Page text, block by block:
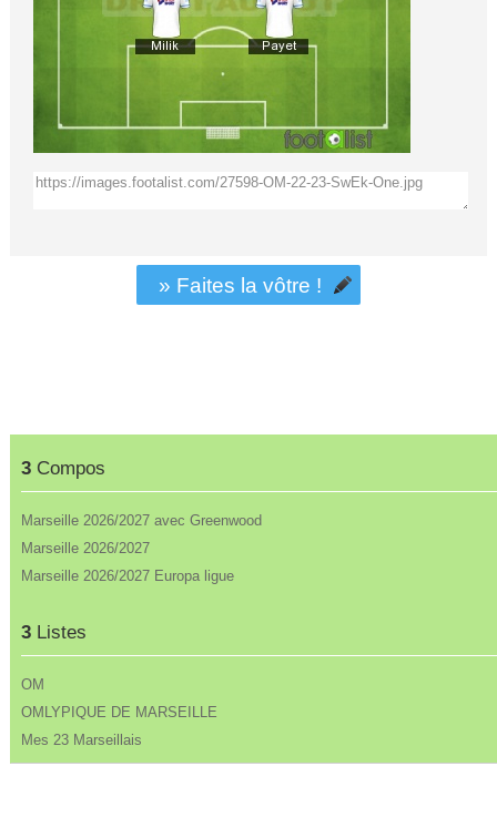
3Compos
Marseille 2026/2027 avec Greenwood
Marseille 2026/2027
Marseille 2026/2027 Europa ligue
3Listes
OM
OMLYPIQUE DE MARSEILLE
Mes 23 Marseillais
» Faites la vôtre !